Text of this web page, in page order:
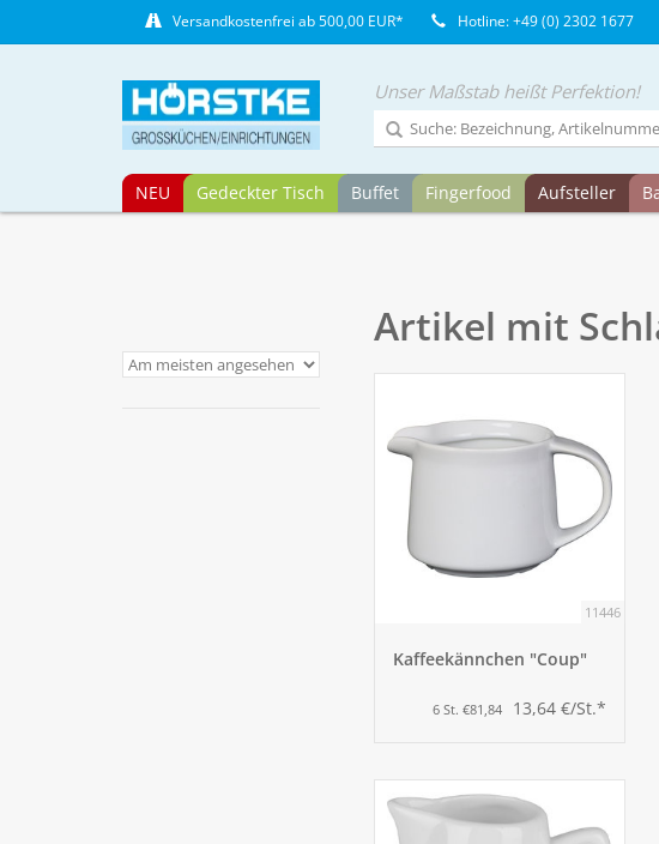
Versandkostenfrei ab 500,00 EUR* Hotline: +49 (0) 2302 1677
Unser Maßstab heißt Perfektion!
NEU Gedeckter Tisch Buffet Fingerfood Aufsteller
Artikel mit
11446
Kaffeekännchen "Coup"
6 St. €81,84 13,64 €/St.*